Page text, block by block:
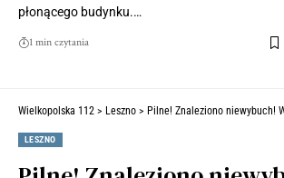
płonącego budynku.…
1 min czytania
Wielkopolska 112 > Leszno > Pilne! Znaleziono niewybuch!
LESZNO